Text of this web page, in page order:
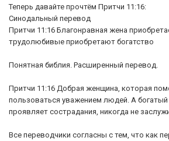
Теперь давайте прочтём Притчи 11:16:
Синодальный перевод
Притчи 11:16 Благонравная жена
трудолюбивые приобретают богатство
Понятная библия. Расширенный перевод.
Притчи 11:16 Добрая женщина, которая
пользоваться уважением людей. А
проявляет сострадания, никогда не
Все переводчики согласны с тем, что как